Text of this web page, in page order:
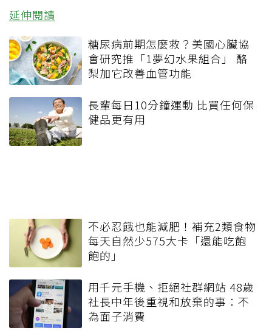
延伸閱讀
糖尿病前期怎麼救？美國心臟協
會研究推「1夢幻水果組合」 酪
梨加它改善血管功能
長輩每日10分鐘運動 比買任何保
健品更有用
不必忍餓也能減肥！補充2類食物
每天自然少575大卡「還能吃飽
飽的」
用千元手機、拒絕社群網站 48歲
社長中年後重視和放棄的事：不
為面子消費